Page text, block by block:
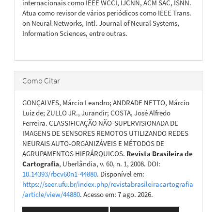
internacionais como IEEE WCCI, IJCNN, ACM SAC, ISNN.
Atua como revisor de vários periódicos como IEEE Trans.
on Neural Networks, Intl. Journal of Neural Systems,
Information Sciences, entre outras.
Como Citar
GONÇALVES, Márcio Leandro; ANDRADE NETTO, Márcio
Luiz de; ZULLO JR., Jurandir; COSTA, José Alfredo
Ferreira. CLASSIFICAÇÃO NÃO-SUPERVISIONADA DE
IMAGENS DE SENSORES REMOTOS UTILIZANDO REDES
NEURAIS AUTO-ORGANIZÁVEIS E MÉTODOS DE
AGRUPAMENTOS HIERÁRQUICOS. Revista Brasileira de
Cartografia, Uberlândia, v. 60, n. 1, 2008. DOI:
10.14393/rbcv60n1-44880. Disponível em:
https://seer.ufu.br/index.php/revistabrasileiracartografia
/article/view/44880. Acesso em: 7 ago. 2026.